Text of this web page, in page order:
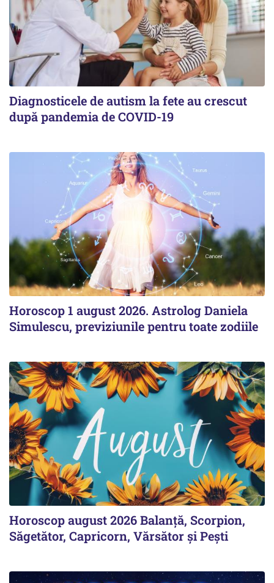
Diagnosticele de autism la fete au crescut
după pandemia de COVID-19
Horoscop 1 august 2026. Astrolog Daniela
Simulescu, previziunile pentru toate zodiile
Horoscop august 2026 Balanță, Scorpion,
Săgetător, Capricorn, Vărsător și Pești